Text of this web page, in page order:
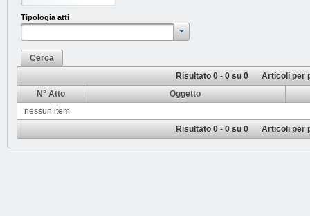
Tipologia atti
Cerca
Risultato 0 - 0 su 0
Articoli per
N° Atto
Oggetto
nessun item
Risultato 0 - 0 su 0
Articoli per